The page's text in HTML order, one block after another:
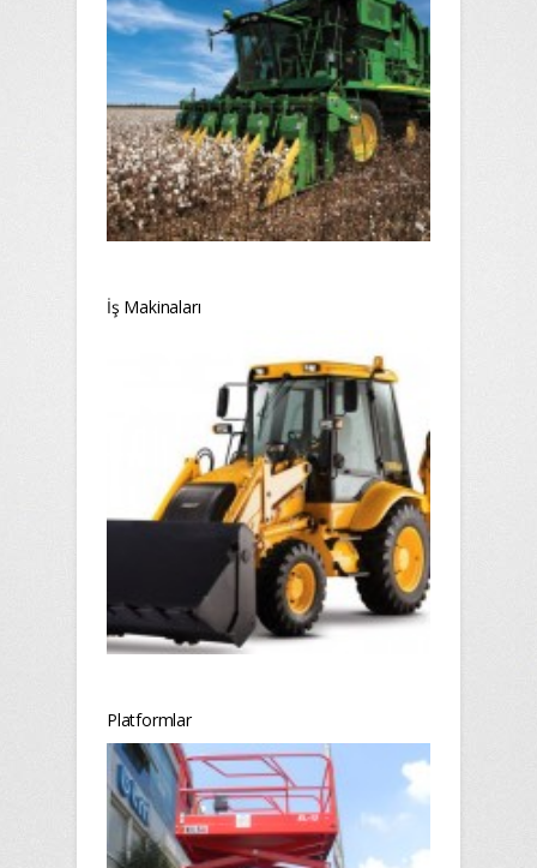
İş Makinaları
Platformlar